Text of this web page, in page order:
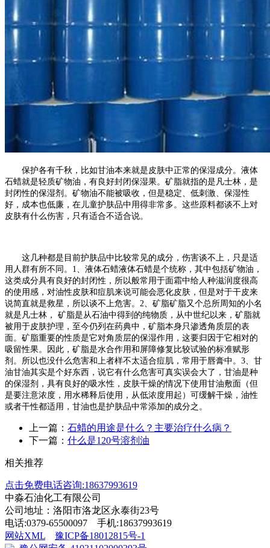
保护各有千秋，比如甘油本来就是皮肤中正常的保湿成分。液体
石蜡就是轻质矿物油，有良好封闭保湿果。矿脂就指的是凡士林，是
封闭性的保湿剂。矿物油不能被吸收，但是稳定、低刺激、保湿性
好，成本也低廉，在儿童护肤品中用得非常多。这些原料都谈不上对
皮肤有什么伤害，只有适合不适合说。
这几种都是目前护肤品中比较常见的成分，伤害谈不上，只是适
用人群有所不同。 1、液体石蜡液体石蜡是个统称，其中包括矿物油，
这类成分具有良好的封闭性，所以般常用于面霜中给人种滋润度很高
的使用感，对油性皮肤和痘肌来说可能会恶化皮肤，但是对于干皮来
说简直就是救星，所以谈不上危害。 2、矿脂矿脂又个总所周知的小名
就是凡士林， 矿脂是从石油中得到的纯物质，从中世纪以来，矿脂就
被用于皮肤护理，至今仍列在药典中，矿脂本身只渗透角质层的表
面。矿脂重要的性质是它对角质层的保湿作用，这要归因于它相对的
吸留性果。因此，矿脂是水合作用和屏障修复比较试验的标准赋形
剂。所以也没什么危害和上者样不太适合痘肌，常用于唇膏中。 3、甘
油甘油其实是个好东西，说它有什么危害可真实误会大了，甘油是种
的保湿剂，具有良好的吸水性，皮肤干燥的情况下使用甘油敷面（但
是要注意浓度，用水稀释后使用，从低浓度用起）可缓解干燥，油性
或者干性都适用，甘油也是护肤品中常添加的成分之。
上一篇： 石蜡的用途是什么？主要治疗什么病？
下一篇： 什么是120号溶剂油
相关推荐
点击免费电话咨询:18637993619
中淼石油化工有限公司
公司地址：洛阳市洛龙区永泰街23号
电话:0379-65500097 手机:18637993619
网站XML
豫ICP备18012815号-1